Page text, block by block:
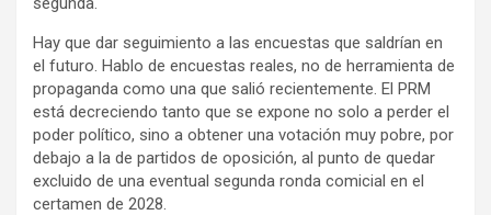
Hay que dar seguimiento a las encuestas que saldrían en
el futuro. Hablo de encuestas reales, no de herramienta de
propaganda como una que salió recientemente. El PRM
está decreciendo tanto que se expone no solo a perder el
poder político, sino a obtener una votación muy pobre, por
debajo a la de partidos de oposición, al punto de quedar
excluido de una eventual segunda ronda comicial en el
certamen de 2028.